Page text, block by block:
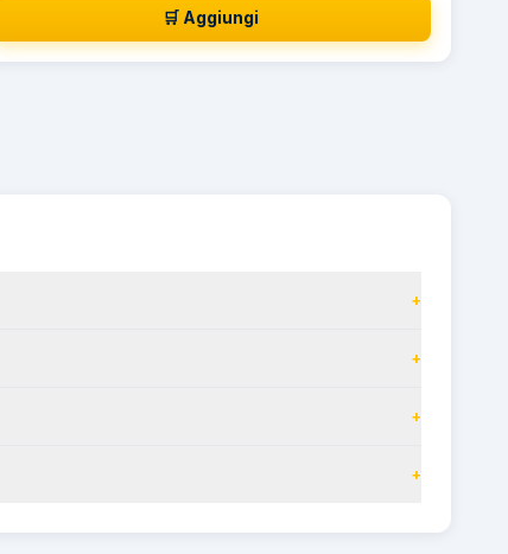
🛒 Aggiungi
+
+
+
+